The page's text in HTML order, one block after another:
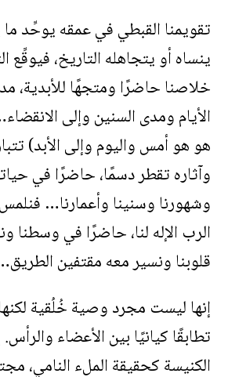
تقويمنا القبطي في عمقه يوحِّد ما
ينساه أو يتجاهله التاريخ، فيوقِّع
خلاصنا حاضرًا ومتجهًا للأبدية،
الأيام ومدى السنين وإلى
هو هو أمس واليوم وإلى الأبد)
وآثاره تقطر دسمًا، حاضرًا في
وشهورنا وسنينا وأعمارنا…
الرب الإله لنا، حاضرًا في وسطنا
قلوبنا ونسير معه مقتفين
إنها ليست مجرد وصية خُلُقية
تطابقًا كيانيًا بين الأعضاء
الكنيسة كحقيقة الملء النامي،